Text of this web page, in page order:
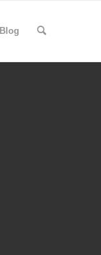
Blog